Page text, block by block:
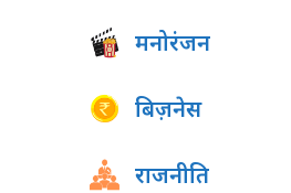
मनोरंजन
बिज़नेस
राजनीति